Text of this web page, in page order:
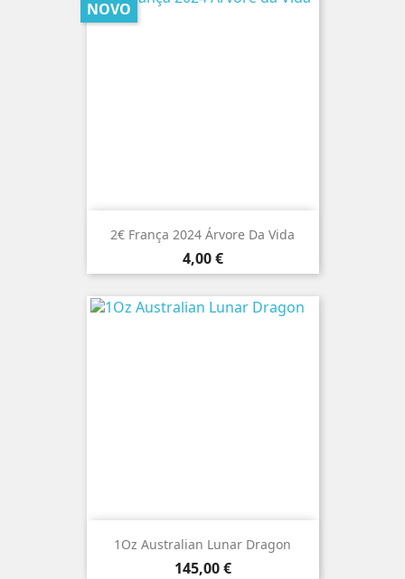
2€ França 2024 Árvore Da Vida
Preço
4,00 €
NOVO
1Oz Australian Lunar Dragon
Preço
145,00 €